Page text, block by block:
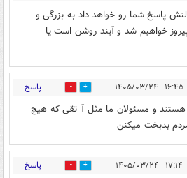
پاسخ شما رو خواهد داد به بزرگی و
خواهیم شد و آیند روشن است یا
۱۶:۴۵ - ۱۴۰۵/۰۳/۲۴ 0 پاسخ
هستند و مسئولان ما مثل آ تقی که هیچ
بدبخت میکنن
۱۷:۱۴ - ۱۴۰۵/۰۳/۲۴ 0 پاسخ